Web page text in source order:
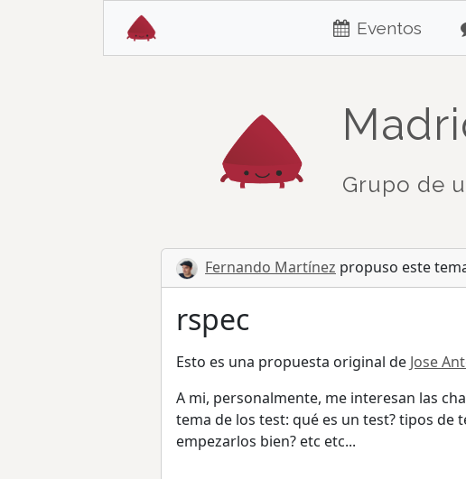
Eventos
Grupo de
Fernando Martínez propuso este
rspec
Esto es una propuesta original de Jose
A mi, personalmente, me interesan las
tema de los test: qué es un test? tipos de
empezarlos bien? etc etc...